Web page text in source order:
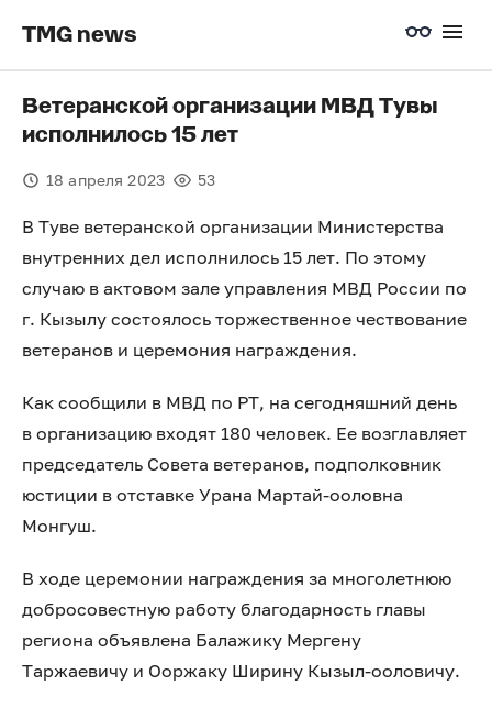
TMG news
Ветеранской организации МВД Тувы
исполнилось 15 лет
18 апреля 2023 53
В Туве ветеранской организации Министерства
внутренних дел исполнилось 15 лет. По этому
случаю в актовом зале управления МВД России по
г. Кызылу состоялось торжественное чествование
ветеранов и церемония награждения.
Как сообщили в МВД по РТ, на сегодняшний день
в организацию входят 180 человек. Ее возглавляет
председатель Совета ветеранов, подполковник
юстиции в отставке Урана Мартай-ооловна
Монгуш.
В ходе церемонии награждения за многолетнюю
добросовестную работу благодарность главы
региона объявлена Балажику Мергену
Таржаевичу и Ооржаку Ширину Кызыл-ооловичу.